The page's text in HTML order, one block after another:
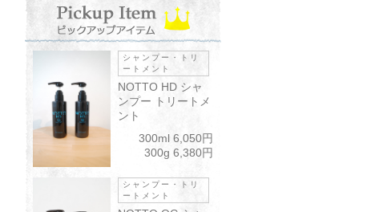
シャンプー・トリ
ートメント
NOTTO HD シャ
ンプー トリートメ
ント
300ml 6,050円
300g 6,380円
シャンプー・トリ
ートメント